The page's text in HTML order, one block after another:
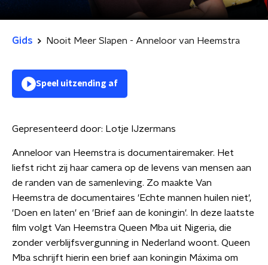
Gids Nooit Meer Slapen - Anneloor van Heemstra
Speel uitzending af
Gepresenteerd door: Lotje IJzermans
Anneloor van Heemstra is documentairemaker. Het
liefst richt zij haar camera op de levens van mensen aan
de randen van de samenleving. Zo maakte Van
Heemstra de documentaires 'Echte mannen huilen niet',
'Doen en laten' en 'Brief aan de koningin'. In deze laatste
film volgt Van Heemstra Queen Mba uit Nigeria, die
zonder verblijfsvergunning in Nederland woont. Queen
Mba schrijft hierin een brief aan koningin Máxima om